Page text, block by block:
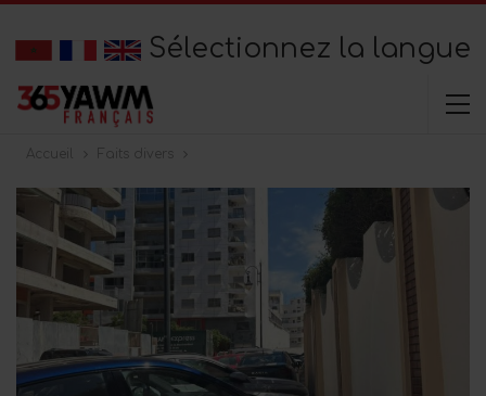
Sélectionnez la langue
Accueil Faits divers